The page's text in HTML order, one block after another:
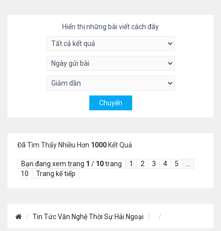
Hiển thị những bài viết cách đây
Đã Tìm Thấy Nhiều Hơn 1000 Kết Quả
Bạn đang xem trang 1 / 10trang 1 2 3 4 5
10
Trang kế tiếp
Tin Tức Văn Nghệ Thời Sự Hải Ngoại